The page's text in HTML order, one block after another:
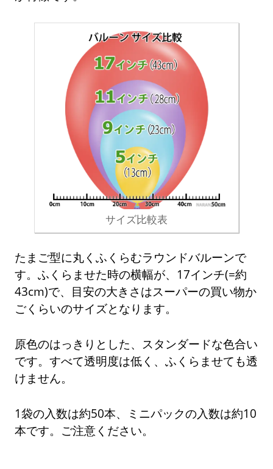
サイズ比較表
たまご型に丸くふくらむラウンドバルーンで
す。ふくらませた時の横幅が、17インチ(=約
43cm)で、目安の大きさはスーパーの買い物か
ごくらいのサイズとなります。
原色のはっきりとした、スタンダードな色合い
です。すべて透明度は低く、ふくらませても透
けません。
1袋の入数は約50本、ミニパックの入数は約10
本です。ご注意ください。